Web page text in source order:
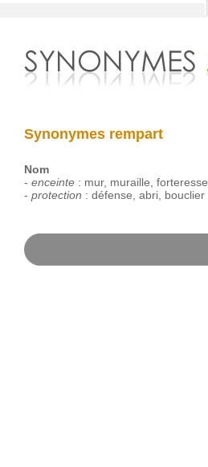
Synonymes rempart
Nom
- enceinte: mur, muraille forteresse
- protection : défense abri, bouclier